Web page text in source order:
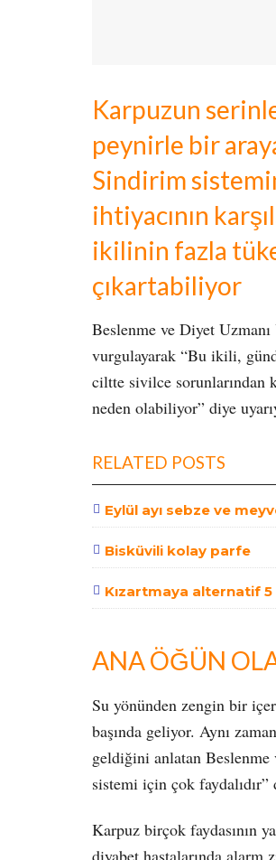
Karpuzun
peynirle bir
Sindirim
ihtiyacının
ikilinin fazla
çıkartabiliyor
Beslenme ve Diyet
vurgulayarak “Bu ikili,
ciltte sivilce sorunlarından
neden olabiliyor” diye
RELATED POSTS
Eylül ayı sebze ve
Bisküvili kolay parfe
Kızartmaya alternatif
ANA ÖĞÜN
Su yönünden zengin bir
başında geliyor. Aynı
geldiğini anlatan Beslenme
sistemi için çok faydalıdır”
Karpuz birçok faydasının
diyabet hastalarında